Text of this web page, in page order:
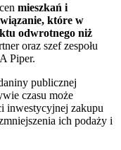
mieszkań i
które w
odwrotnego niż
oraz szef zespołu
Piper.
publicznej
czasu może
inwestycyjnej zakupu
ich podaży i